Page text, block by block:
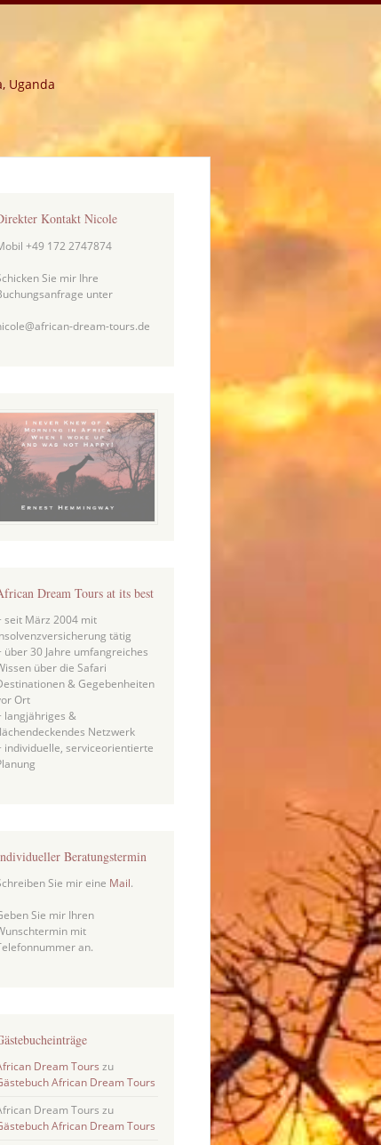
Uganda
Kontakt Nicole
+49 172 2747874
Sie mir Ihre
unter
dream-tours.de
Dream Tours at its best
seit März 2004 mit
tätig
über 30 Jahre umfangreiches
über die Safari
& Gegebenheiten
Ort
langjähriges &
Netzwerk
individuelle, serviceorientierte
Beratungstermin
Sie mir eine Mail.
Sie mir Ihren
mit
an.
Dream Tours zu
African Dream Tours
Dream Tours zu
African Dream Tours